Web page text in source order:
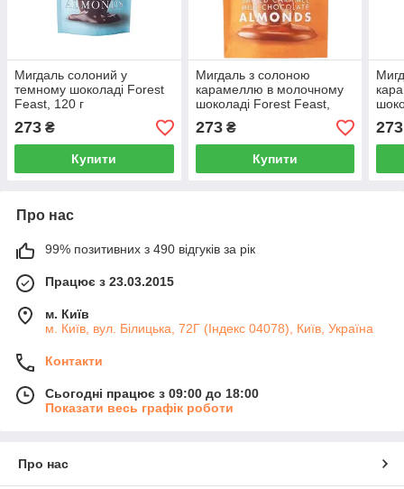
Мигдаль солоний у
темному шоколаді Forest
Feast, 120 г
273 ₴
Купити
Мигдаль з солоною
карамеллю в молочному
шоколаді Forest Feast,
120г
273₴
Купити
120г
273
Про нас
99% позитивних з 490 відгуків за рік
Працює з 23.03.2015
м. Київ
м. Київ, вул. Білицька, 72Г (Індекс 04078), Київ, Україна
Контакти
Сьогодні працює з 09:00 до 18:00
Показати весь графік роботи
Про нас